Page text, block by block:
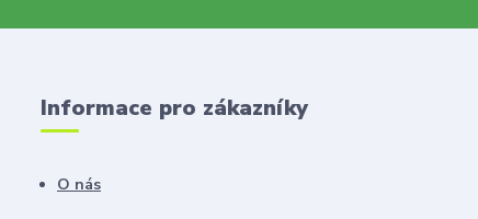
Informace pro zákazníky
O nás